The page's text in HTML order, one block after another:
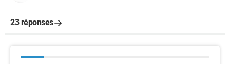
23 réponses